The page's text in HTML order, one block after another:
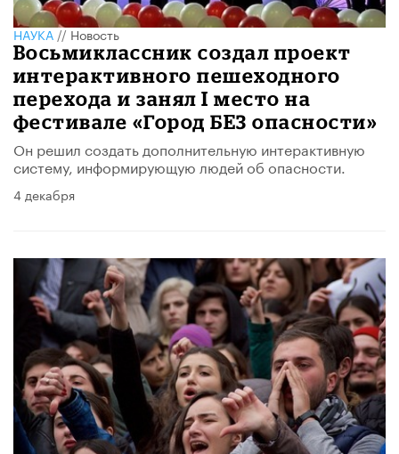
НАУКА//Новость
Восьмиклассник создал проект
интерактивного пешеходного
перехода и занял I место на
фестивале «Город БЕЗ опасности»
Он решил создать дополнительную интерактивную
систему, информирующую людей об опасности.
4 декабря